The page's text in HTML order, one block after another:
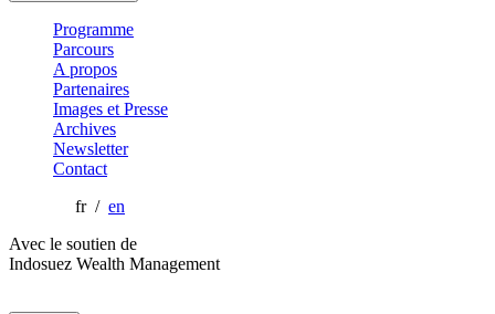
Programme
Parcours
A propos
Partenaires
Images et Presse
Archives
Newsletter
Contact
fr / en
Avec le soutien de
Indosuez Wealth Management